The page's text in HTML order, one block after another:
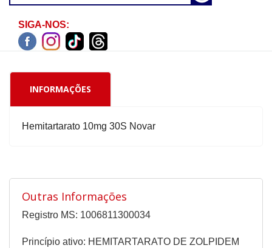
SIGA-NOS:
INFORMAÇÕES
Hemitartarato 10mg 30S Novar
Outras Informações
Registro MS: 1006811300034
Princípio ativo: HEMITARTARATO DE ZOLPIDEM